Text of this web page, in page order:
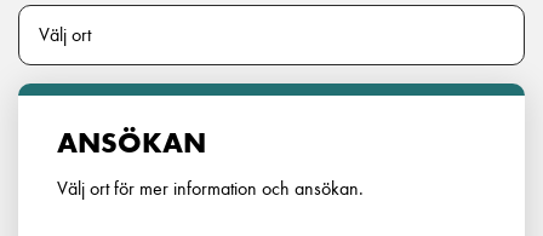
ANSÖKAN
Välj ort för mer information och ansökan.